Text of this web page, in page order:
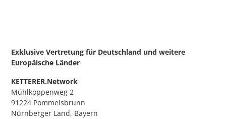
Exklusive Vertretung für Deutschland und weitere
Europäische Länder
KETTERER.Network
Mühlkoppenweg 2
91224 Pommelsbrunn
Nürnberger Land, Bayern